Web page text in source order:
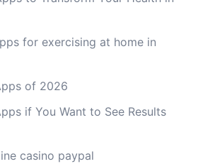
for exercising at home in
of 2026
if You Want to See Results
casino paypal